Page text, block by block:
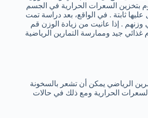
بتخزين السعرات الحرارية في الجسم
ثابتة . في الواقع، بعد دراسة تمت
الدرقية نتج عنه 7 – 14 كيلوجرام زيادة في وزنهم . إذا عانيت من زيادة الوزن قم
جيد وممارسة التمارين الرياضية
الرياضي يمكن أن تشعر بالسخونة
الحرارية ومع ذلك في حالات